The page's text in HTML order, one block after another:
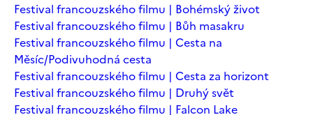
Festival francouzského filmu | Bohémský život
Festival francouzského filmu | Bůh masakru
Festival francouzského filmu | Cesta na
Měsíc/Podivuhodná cesta
Festival francouzského filmu | Cesta za horizont
Festival francouzského filmu | Druhý svět
Festival francouzského filmu | Falcon Lake